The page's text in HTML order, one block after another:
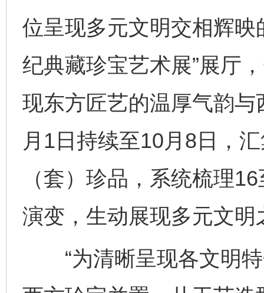
位呈现多元文明交相辉映
纪典藏珍宝艺术展”展厅
现东方匠艺的温厚气韵
月1日持续至10月8日，
（套）珍品，系统梳理
演变，生动展现多元文
“为清晰呈现各文明特